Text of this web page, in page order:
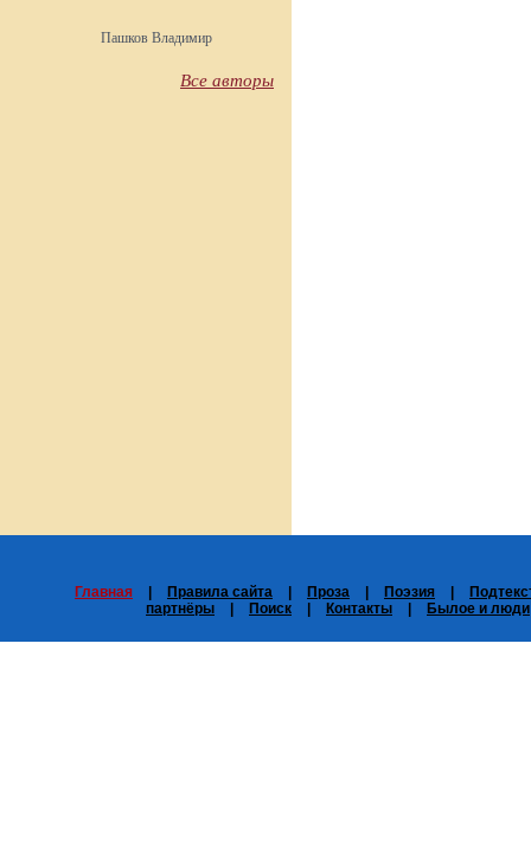
Пашков Владимир
Все авторы
Главная Правила сайта Проза Поэзия
партнёры
Поиск Контакты Былое и люди